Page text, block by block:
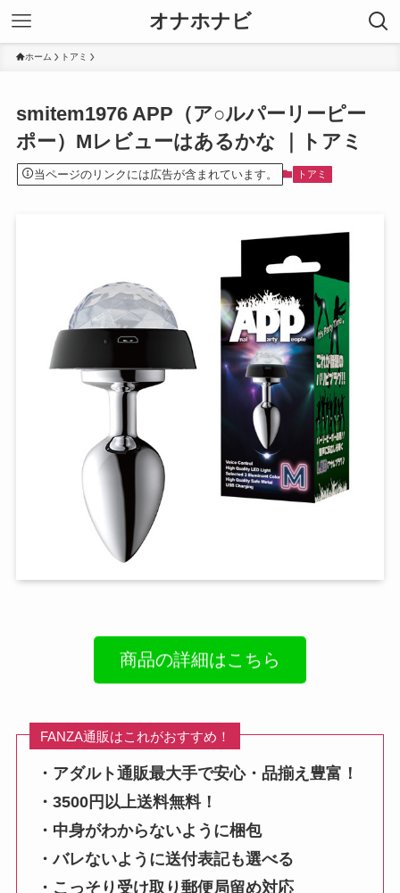
オナホナビ
ホーム トアミ
smitem1976 APP（ア○ルパーリーピー
ポー）Mレビューはあるかな ｜トアミ
当ページのリンクには広告が含まれています。 トアミ
商品の詳細はこちら
FANZA通販はこれがおすすめ！
・アダルト通販最大手で安心・品揃え豊富！
・3500円以上送料無料！
・中身がわからないように梱包
・バレないように送付表記も選べる
・こっそり受け取り郵便局留め対応